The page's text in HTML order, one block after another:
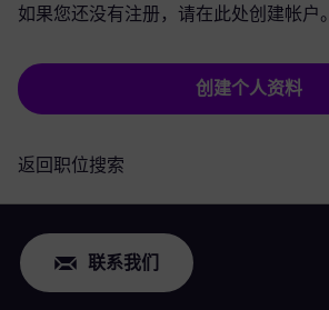
如果您还没有注册，请在此处创建帐户。
创建个人资料
返回职位搜索
联系我们